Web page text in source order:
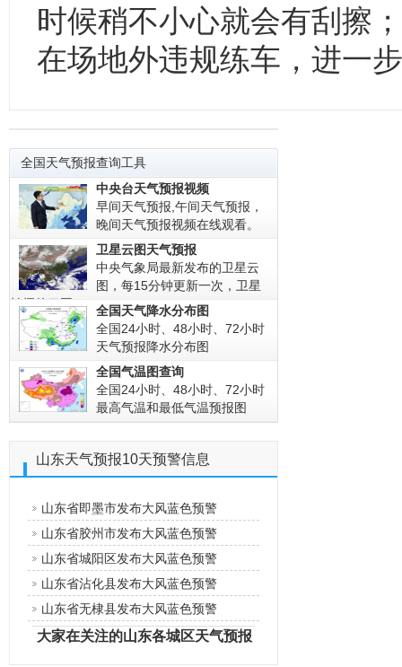
时候稍不小心就会有刮擦
在场地外违规练车，进一
全国天气预报查询工具
中央台天气预报视频
早间天气预报,午间天气预报，
晚间天气预报视频在线观看。
卫星云图天气预报
中央气象局最新发布的卫星云
图，每15分钟更新一次，卫星
拍摄的云图!
全国天气降水分布图
全国24小时、48小时、72小时
天气预报降水分布图
全国气温图查询
全国24小时、48小时、72小时
最高气温和最低气温预报图
山东天气预报10天预警信息
山东省即墨市发布大风蓝色预警
山东省胶州市发布大风蓝色预警
山东省城阳区发布大风蓝色预警
山东省沾化县发布大风蓝色预警
山东省无棣县发布大风蓝色预警
大家在关注的山东各城区天气预报